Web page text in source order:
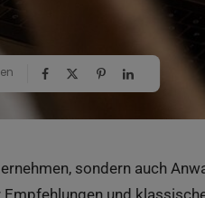
sondern auch